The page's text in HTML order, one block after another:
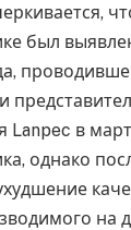
был
Lanpec в
однако
на